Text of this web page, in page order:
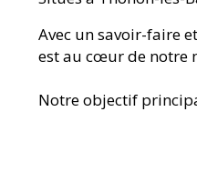
Avec un savoir-faire
est au cœur de notre
Notre objectif